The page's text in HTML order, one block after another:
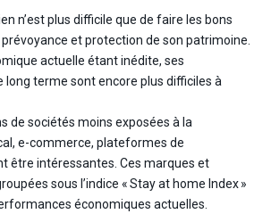
n’est plus difficile que de faire les bons
et protection de son patrimoine.
actuelle étant inédite, ses
long terme sont encore plus difficiles à
de sociétés moins exposées à la
e-commerce, plateformes de
être intéressantes. Ces marques et
sous l’indice « Stay at home Index »
économiques actuelles.